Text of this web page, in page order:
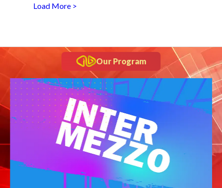
Load More >
Our Program